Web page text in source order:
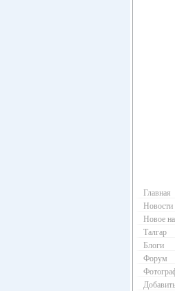
Главная
Новости
Новое
Талгар
Блоги
Форум